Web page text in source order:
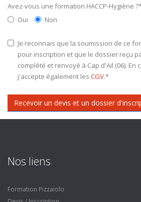
Avez-vous une formation HACCP-Hygiène ?
Oui
Non
Je reconnais que la soumission de ce
pour inscription et que le dossier reçu
complété et renvoyé à Cap d'Ail (06). En
j'accepte également les CGV.*
Recevoir un devis et un dossier
Nos liens
Formation Pizzaiolo